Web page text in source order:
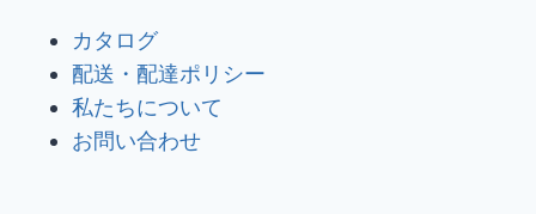
カタログ
配送・配達ポリシー
私たちについて
お問い合わせ